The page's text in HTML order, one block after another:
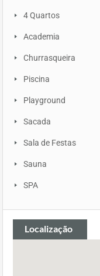
4 Quartos
Academia
Churrasqueira
Piscina
Playground
Sacada
Sala de Festas
Sauna
SPA
Localização